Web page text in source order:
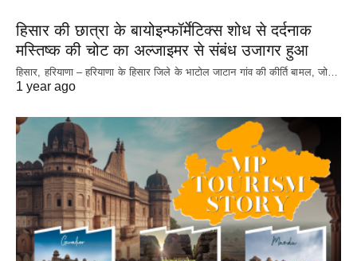
हिसार की छात्रा के बायोइन्फॉर्मेटिक्स शोध से दर्दनाक
मस्तिष्क की चोट का अल्जाइमर से संबंध उजागर हुआ
हिसार, हरियाणा – हरियाणा के हिसार जिले के भाटोल जाटान गांव की कीर्ति बामल, जो…
1 year ago